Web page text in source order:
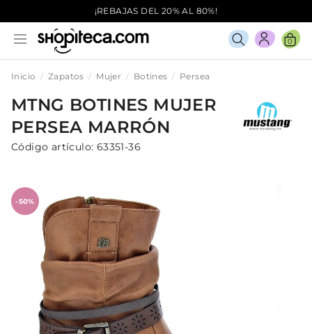
¡REBAJAS DEL 20% AL 80%!
0
Inicio Zapatos Mujer Botines Persea
MTNG BOTINES MUJER
PERSEA MARRÓN
Código artículo: 63351-36
-50%